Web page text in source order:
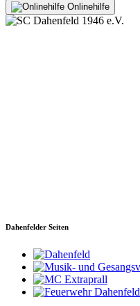
Onlinehilfe
Dahenfelder Seiten